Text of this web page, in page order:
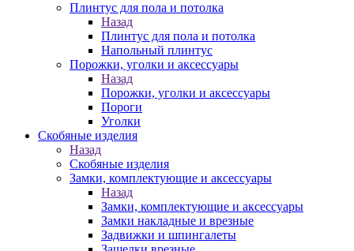
Плинтус для пола и потолка
Назад
Плинтус для пола и потолка
Напольный плинтус
Порожки, уголки и аксессуары
Назад
Порожки, уголки и аксессуары
Пороги
Уголки
Скобяные изделия
Назад
Скобяные изделия
Замки, комплектующие и аксессуары
Назад
Замки, комплектующие и аксессуары
Замки накладные и врезные
Задвижки и шпингалеты